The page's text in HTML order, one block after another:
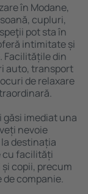
în Modane,
cupluri,
pot sta în
intimitate și
Facilitățile din
auto, transport
de relaxare
găsi imediat una
nevoie
destinația
cu facilități
copii, precum
companie.